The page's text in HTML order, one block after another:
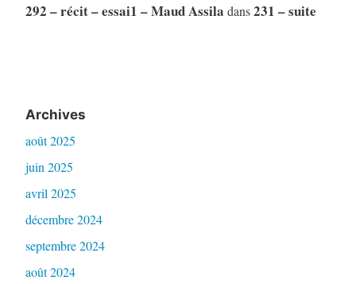
292 – récit – essai1 – Maud Assila dans231 – suite
Archives
août 2025
juin 2025
avril 2025
décembre 2024
septembre 2024
août 2024